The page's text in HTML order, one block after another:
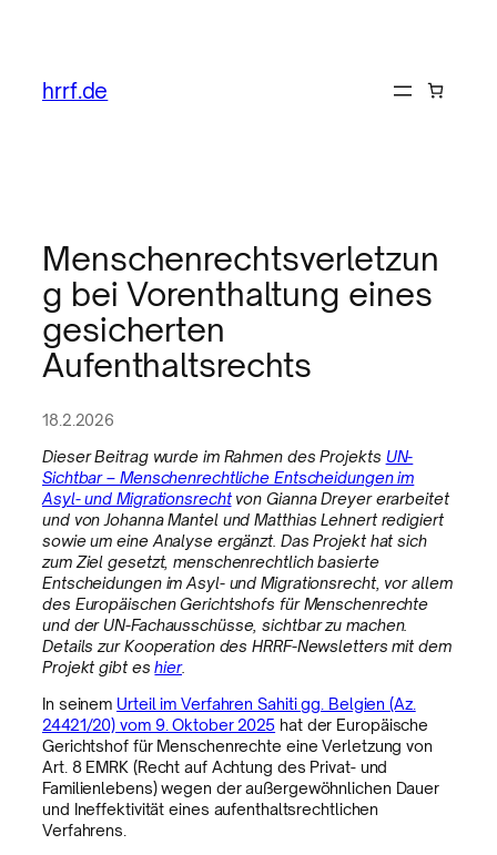
hrrf.de
Menschenrechtsverletzun
g bei Vorenthaltung eines
gesicherten
Aufenthaltsrechts
18.2.2026
Dieser Beitrag wurde im Rahmen des Projekts UN-
Sichtbar – Menschenrechtliche Entscheidungen im
Asyl- und Migrationsrechtvon Gianna Dreyer erarbeitet
und von Johanna Mantel und Matthias Lehnert redigiert
sowie um eine Analyse ergänzt. Das Projekt hat sich
zum Ziel gesetzt, menschenrechtlich basierte
Entscheidungen im Asyl- und Migrationsrecht, vor allem
des Europäischen Gerichtshofs für Menschenrechte
und der UN-Fachausschüsse, sichtbar zu machen.
Details zur Kooperation des HRRF-Newsletters mit dem
Projekt gibt eshier.
In seinem Urteil im Verfahren Sahiti gg. Belgien (Az.
24421/20) vom 9. Oktober 2025 hat der Europäische
Gerichtshof für Menschenrechte eine Verletzung von
Art. 8 EMRK (Recht auf Achtung des Privat- und
Familienlebens) wegen der außergewöhnlichen Dauer
und Ineffektivität eines aufenthaltsrechtlichen
Verfahrens.